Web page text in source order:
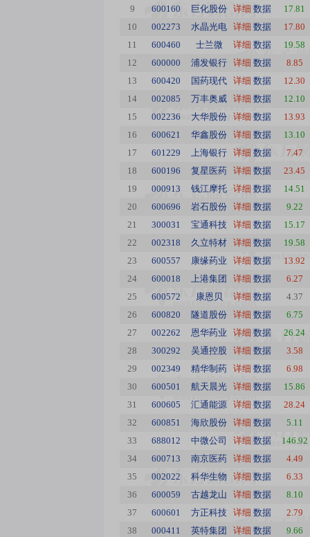
9
600160 巨化股份 详细 数据
17.81
10
002273 水晶光电 详细 数据
17.80
11
600460 士兰微 详细 数据
19.58
12
600000 浦发银行 详细 数据
8.85
13
600420 国药现代 详细 数据
12.30
14
002085 万丰奥威 详细 数据
12.10
15
002236 大华股份 详细 数据
13.93
16
600621 华鑫股份 详细 数据
13.10
17
601229 上海银行 详细 数据
7.47
18
600196 复星医药 详细 数据
23.45
19
000913 钱江摩托 详细 数据
14.51
20
600696 岩石股份 详细 数据
9.22
21
300031 宝通科技 详细 数据
15.17
22
002318 久立特材 详细 数据
19.58
23
600557 康缘药业 详细 数据
13.92
24
600018 上港集团 详细 数据
6.27
25
600572 康恩贝 详细 数据
4.37
26
600820 隧道股份 详细 数据
6.75
27
002262 恩华药业 详细 数据
26.24
28
300292 吴通控股 详细 数据
3.58
29
002349 精华制药 详细 数据
6.98
30
600501 航天晨光 详细 数据
15.86
31
600605 汇通能源 详细 数据
28.24
32
600851 海欣股份 详细 数据
5.11
33
688012 中微公司 详细 数据
146.92
34
600713 南京医药 详细 数据
4.49
35
002022 科华生物 详细 数据
6.33
36
600059 古越龙山 详细 数据
8.10
37
600601 方正科技 详细 数据
2.79
38
000411 英特集团 详细 数据
9.66